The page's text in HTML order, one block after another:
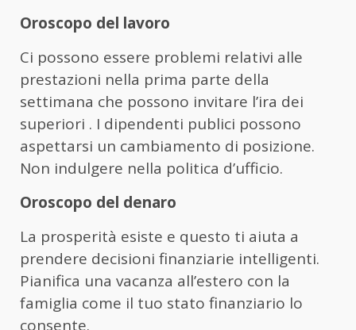
Oroscopo del lavoro
Ci possono essere problemi relativi alle
prestazioni nella prima parte della
settimana che possono invitare l’ira dei
superiori . I dipendenti publici possono
aspettarsi un cambiamento di posizione.
Non indulgere nella politica d’ufficio.
Oroscopo del denaro
La prosperità esiste e questo ti aiuta a
prendere decisioni finanziarie intelligenti.
Pianifica una vacanza all’estero con la
famiglia come il tuo stato finanziario lo
consente.